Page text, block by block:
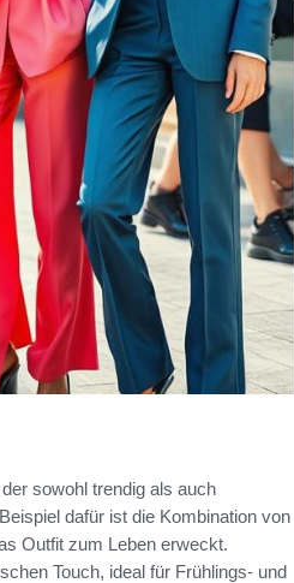
sowohl trendig als auch
dafür ist die Kombination von
Outfit zum Leben erweckt.
Touch, ideal für Frühlings- und